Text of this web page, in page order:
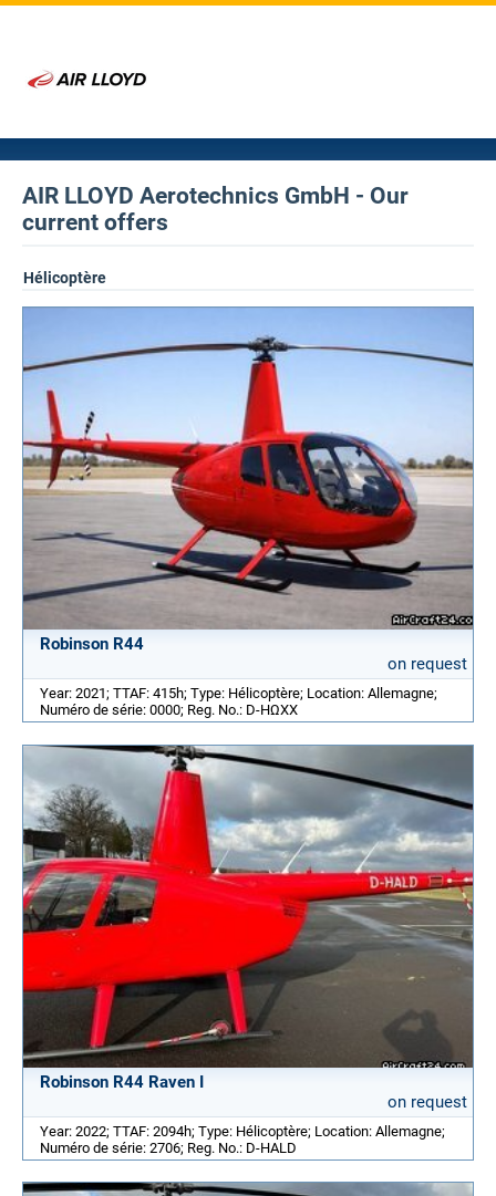
AIR LLOYD Aerotechnics GmbH - Our
current offers
Hélicoptère
Robinson R44
on request
Year: 2021; TTAF: 415h; Type: Hélicoptère; Location: Allemagne;
Numéro de série: 0000; Reg. No.: D-HΩXX
Robinson R44 Raven I
on request
Year: 2022; TTAF: 2094h; Type: Hélicoptère; Location: Allemagne;
Numéro de série: 2706; Reg. No.: D-HALD